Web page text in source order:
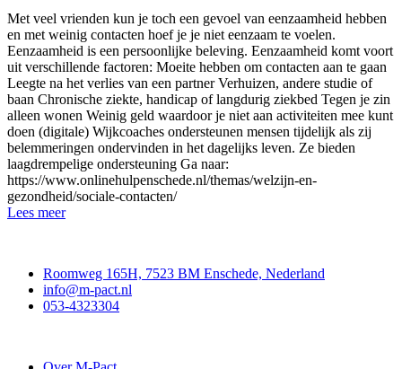
Met veel vrienden kun je toch een gevoel van eenzaamheid hebben
en met weinig contacten hoef je je niet eenzaam te voelen.
Eenzaamheid is een persoonlijke beleving. Eenzaamheid komt voort
uit verschillende factoren: Moeite hebben om contacten aan te gaan
Leegte na het verlies van een partner Verhuizen, andere studie of
baan Chronische ziekte, handicap of langdurig ziekbed Tegen je zin
alleen wonen Weinig geld waardoor je niet aan activiteiten mee kunt
doen (digitale) Wijkcoaches ondersteunen mensen tijdelijk als zij
belemmeringen ondervinden in het dagelijks leven. Ze bieden
laagdrempelige ondersteuning Ga naar:
https://www.onlinehulpenschede.nl/themas/welzijn-en-
gezondheid/sociale-contacten/
Lees meer
Roomweg 165H, 7523 BM Enschede, Nederland
info@m-pact.nl
053-4323304